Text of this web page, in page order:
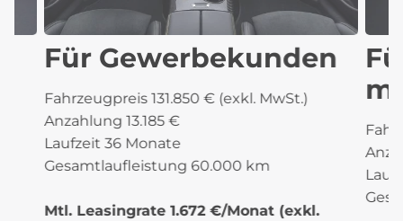
Für Gewerbekunden
Fahrzeugpreis 131.850 € (exkl. MwSt.)
Anzahlung 13.185 €
Laufzeit 36 Monate
Gesamtlaufleistung 60.000 km
Mtl. Leasingrate 1.672 €/Monat (exkl.